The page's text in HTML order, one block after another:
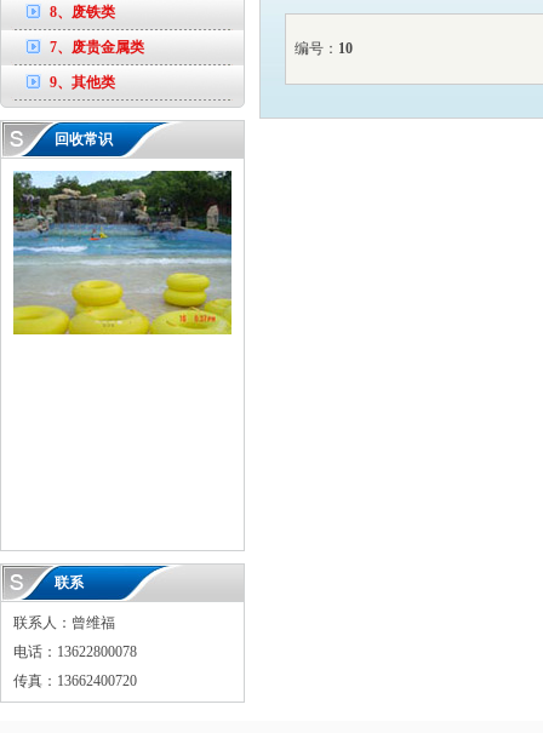
8、废铁类
7、废贵金属类
9、其他类
回收常识
联系
联系人：曾维福
电话：13622800078
传真：13662400720
编号： 10